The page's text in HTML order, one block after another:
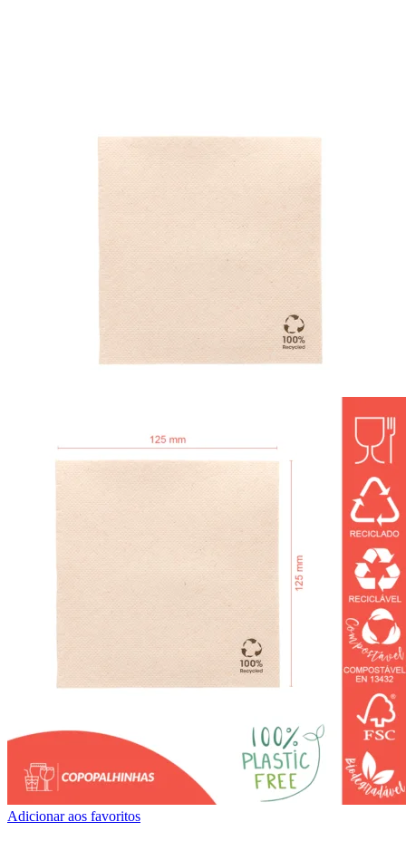
Adicionar aos favoritos